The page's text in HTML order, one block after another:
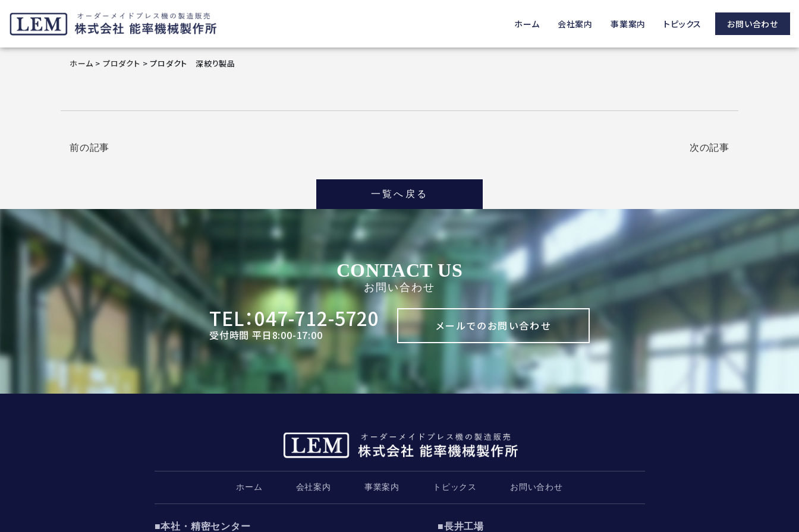
ホーム 会社案内 事業案内 トピックス お問い合わせ
ホーム > プロダクト >プロダクト 深絞り製品
前の記事 次の記事
一覧へ戻る
CONTACT US
お問い合わせ
TEL：047-712-5720
受付時間 平日8:00-17:00
メールでのお問い合わせ
ホーム 会社案内 事業案内 トピックス お問い合わせ
■本社・精密センター ■長井工場